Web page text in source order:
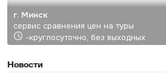
г. Минск
сервис сравнения цен на туры
-круглосуточно, без выходных
Новости